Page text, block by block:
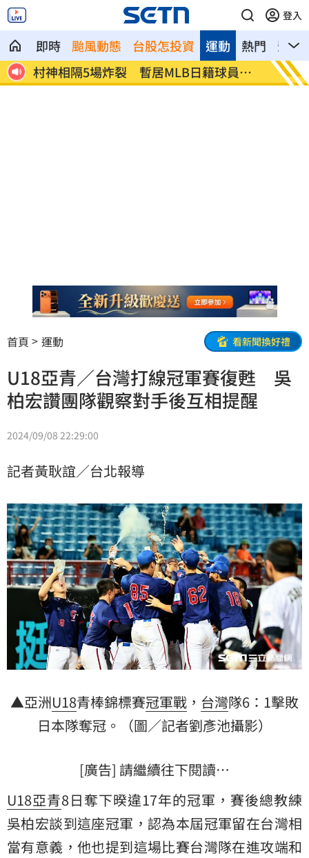
登入
即時 颱風動態 台股怎投資 熱門 影音
運動
隊
村神相隔5場炸裂 暫居MLB日籍球員第2
多
昔被
首頁 運動 看新聞換好禮
U18亞青／台灣打線冠軍賽復甦 吳
柏宏讚團隊觀察對手後互相提醒
2024/09/08 22:29:00
記者黃耿誼／台北報導
▲亞洲U18青棒錦標賽冠軍戰 ， 台灣隊6：1擊敗
日本隊奪冠。（圖／記者劉彥池攝影）
[廣告] 請繼續往下閱讀…
U18亞青8日奪下暌違17年的冠軍，賽後總教練
吳柏宏談到這座冠軍，認為本屆冠軍留在台灣相
當有意義，他也提到這場比賽台灣隊在進攻端和